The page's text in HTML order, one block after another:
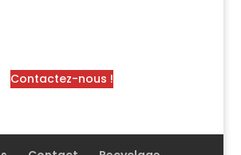
Contactez-nous !